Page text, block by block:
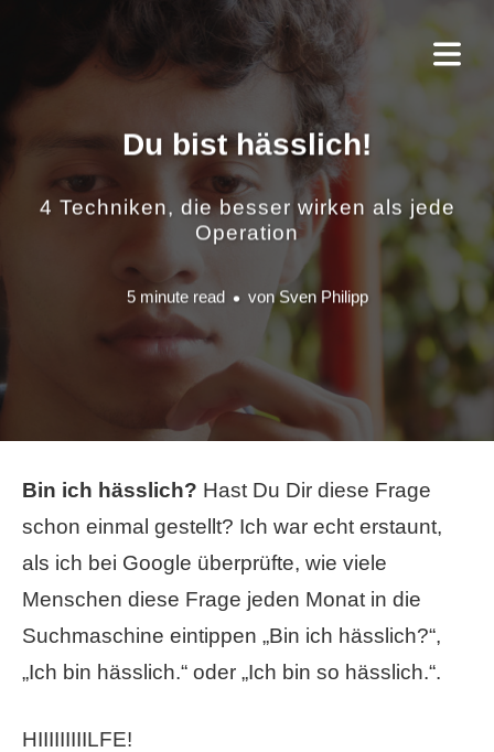
Du bist hässlich!
4 Techniken, die besser wirken als jede
Operation
5 minute read vonSven Philipp
Bin ich hässlich? Hast Du Dir diese Frage
schon einmal gestellt? Ich war echt erstaunt,
als ich bei Google überprüfte, wie viele
Menschen diese Frage jeden Monat in die
Suchmaschine eintippen „Bin ich hässlich?“,
„Ich bin hässlich.“ oder „Ich bin so hässlich.“.
HIIIIIIIIILFE!